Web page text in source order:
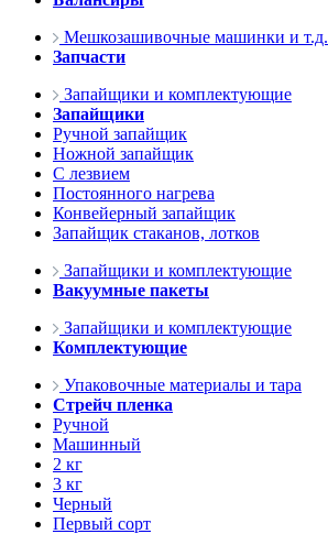
Мешкозашивочные машинки и т.д.
Запчасти
Запайщики и комплектующие
Запайщики
Ручной запайщик
Ножной запайщик
С лезвием
Постоянного нагрева
Конвейерный запайщик
Запайщик стаканов, лотков
Запайщики и комплектующие
Вакуумные пакеты
Запайщики и комплектующие
Комплектующие
Упаковочные материалы и тара
Стрейч пленка
Ручной
Машинный
2 кг
3 кг
Черный
Первый сорт